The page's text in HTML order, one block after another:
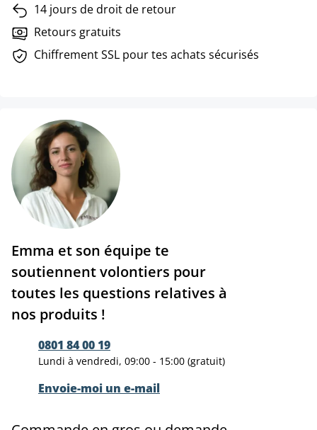
14 jours de droit de retour
Retours gratuits
Chiffrement SSL pour tes achats sécurisés
Emma et son équipe te
soutiennent volontiers pour
toutes les questions relatives à
nos produits !
0801 84 00 19
Lundi à vendredi, 09:00 - 15:00 (gratuit)
Envoie-moi un e-mail